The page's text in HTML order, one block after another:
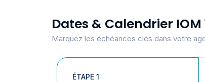
Dates & Calendrier IOM
Marquez les échéances clés dans votre
ÉTAPE 1